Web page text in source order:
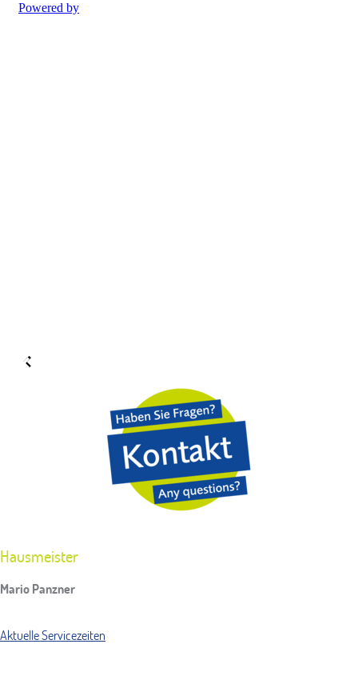
Hausmeister
Mario Panzner
Aktuelle Servicezeiten